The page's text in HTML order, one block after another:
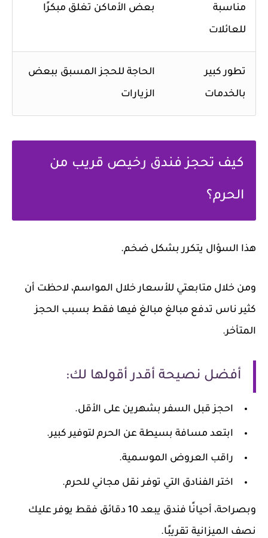
مناسبة
للعائلات
بعض الأماكن تغلق مبكرًا
تطور كبير
بالخدمات
الحاجة للحجز المسبق ببعض
الزيارات
كيف تحجز فندق رخيص قريب من
الحرم؟
هذا السؤال يتكرر بشكل ضخم.
ومن خلال متابعتي للأسعار خلال المواسم، لاحظت أن
كثير ناس تدفع مبالغ مبالغ فيها فقط بسبب الحجز
المتأخر.
أفضل نصيحة أقدر أقولها لك:
احجز قبل السفر بشهرين على الأقل.
ابتعد مسافة بسيطة عن الحرم لتوفير كبير.
راقب العروض الموسمية.
اختر الفنادق التي توفر نقل مجاني للحرم.
وبصراحة، أحيانًا فندق يبعد 10 دقائق فقط يوفر عليك
نصف الميزانية تقريبًا.